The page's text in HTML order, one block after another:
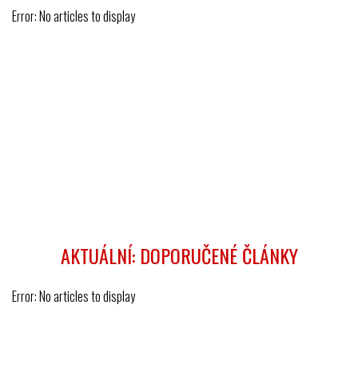
Error: No articles to display
AKTUÁLNÍ: DOPORUČENÉ ČLÁNKY
Error: No articles to display